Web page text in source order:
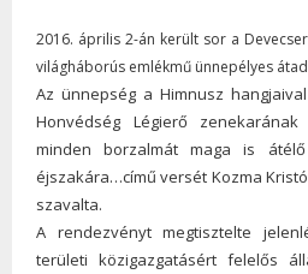
2016. április 2-án került sor a
világháborús emlékmű ünnepélyes
Az ünnepség a Himnusz
Honvédség Légierő
minden borzalmát maga is
éjszakára…című versét Kozma
szavalta.
A rendezvényt megtisztelte
területi közigazgatásért felelős